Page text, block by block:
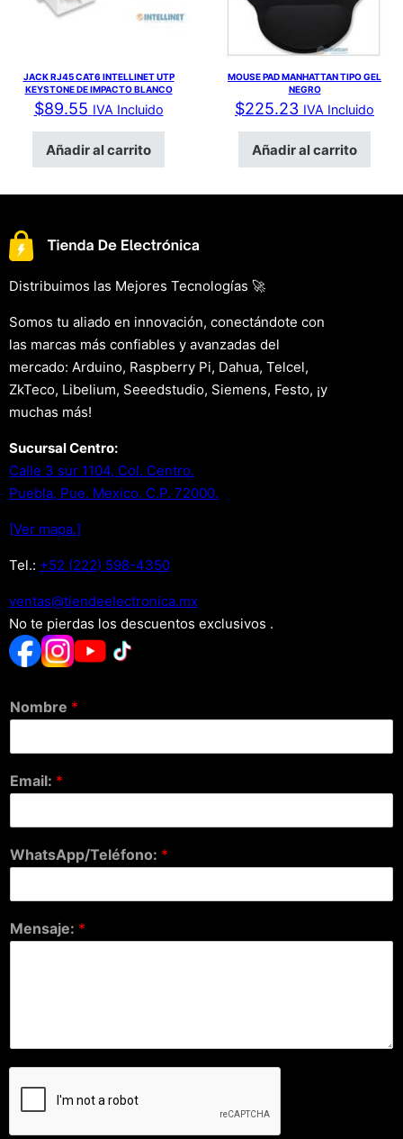
JACK RJ45 CAT6 INTELLINET UTP
KEYSTONE DE IMPACTO BLANCO
$89.55 IVA Incluido
Añadir al carrito
MOUSE PAD MANHATTAN TIPO GEL
NEGRO
$225.23 IVA Incluido
Añadir al carrito
Distribuimos las Mejores Tecnologías 🚀
Somos tu aliado en innovación, conectándote con
las marcas más confiables y avanzadas del
mercado: Arduino, Raspberry Pi, Dahua, Telcel,
ZkTeco, Libelium, Seeedstudio, Siemens, Festo, ¡y
muchas más!
Sucursal Centro:
Calle 3 sur 1104, Col. Centro.
Puebla, Pue. Mexico. C.P. 72000.
[Ver mapa.]
Tel.: +52 (222) 598-4350
xm.acinortceleedneit@satnev
No te pierdas los descuentos exclusivos .
Nombre *
Email: *
WhatsApp/Teléfono: *
Mensaje: *